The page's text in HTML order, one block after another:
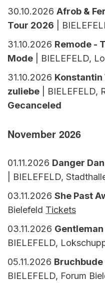
30.10.2026 Afrob &
Tour 2026 |
31.10.2026 Remode -
Mode | BIELEFELD,
31.10.2026 Konstantin
zuliebe | BIELEFELD,
Gecanceled
November 2026
01.11.2026 Danger
| BIELEFELD,
03.11.2026 She Past
Bielefeld Tickets
03.11.2026
BIELEFELD,
05.11.2026
BIELEFELD, Forum